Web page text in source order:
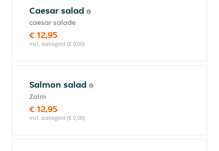
Caesar salad
caesar salade
€ 12,95
incl. statiegeld (€ 0,00)
Salmon salad
Zalm
€ 12,95
incl. statiegeld (€ 0,00)